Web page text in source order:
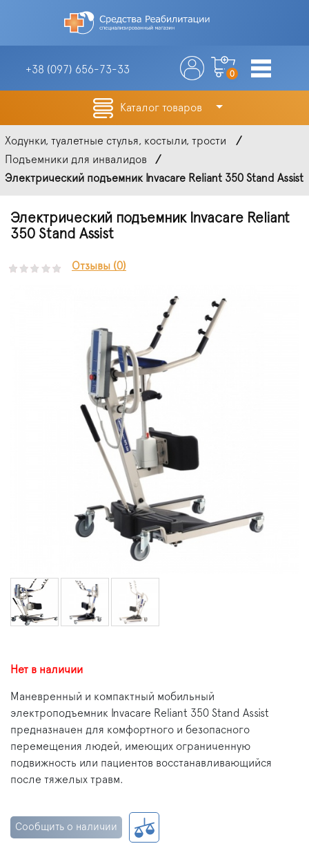
+38 (097) 656-73-33 0
Каталог товаров
Ходунки, туалетные стулья, костыли, трости
Подъемники для инвалидов
Электрический подъемник Invacare Reliant 350 Stand Assist
Электрический подъемник Invacare Reliant
350 Stand Assist
Отзывы (0)
Нет в наличии
Маневренный и компактный мобильный
электроподъемник Invacare Reliant 350 Stand Assist
предназначен для комфортного и безопасного
перемещения людей, имеющих ограниченную
подвижность или пациентов восстанавливающийся
после тяжелых травм.
Сообщить о наличии